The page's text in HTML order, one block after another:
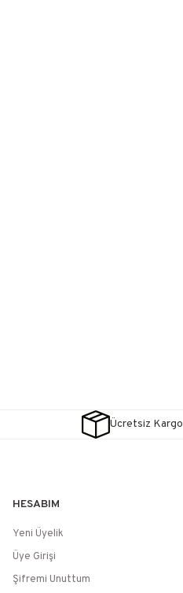
Ücretsiz Kargo
HESABIM
Yeni Üyelik
Üye Girişi
Şifremi Unuttum